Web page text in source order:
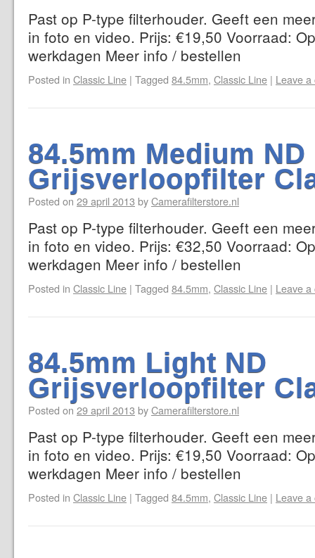
Past op P-type filterhouder. Geeft een
in foto en video. Prijs: €19,50 Voorraad:
werkdagen Meer info / bestellen
Posted in Classic Line | Tagged 84.5mm, Classic Line | Leave
84.5mm Medium
Grijsverloopfilter
Posted on 29 april 2013 byCamerafilterstore.nl
Past op P-type filterhouder. Geeft een
in foto en video. Prijs: €32,50 Voorraad:
werkdagen Meer info / bestellen
Posted in Classic Line | Tagged 84.5mm, Classic Line | Leave
84.5mm Light ND
Grijsverloopfilter
Posted on 29 april 2013 byCamerafilterstore.nl
Past op P-type filterhouder. Geeft een
in foto en video. Prijs: €19,50 Voorraad:
werkdagen Meer info / bestellen
Posted in Classic Line | Tagged 84.5mm, Classic Line | Leave